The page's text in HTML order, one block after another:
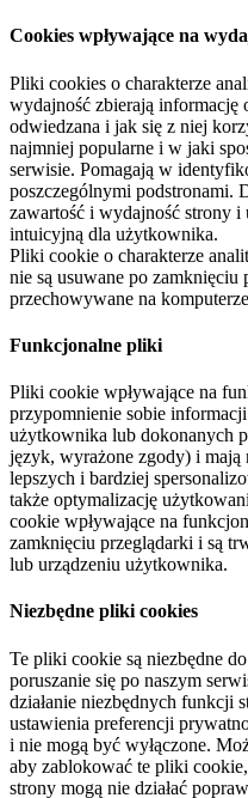
Cookies wpływające na
Pliki cookies o charakterze
wydajność zbierają informację
odwiedzana i jak się z niej
najmniej popularne i w jaki
serwisie. Pomagają w
poszczególnymi podstronami.
zawartość i wydajność strony
intuicyjną dla użytkownika.
Pliki cookie o charakterze
nie są usuwane po zamknięciu
przechowywane na
Funkcjonalne pliki
Pliki cookie wpływające na
przypomnienie sobie
użytkownika lub dokonanych
język, wyrażone zgody) i
lepszych i bardziej
także optymalizację
cookie wpływające na
zamknięciu przeglądarki i są
lub urządzeniu użytkownika.
Niezbędne pliki cookies
Te pliki cookie są niezbędne
poruszanie się po naszym
działanie niezbędnych funkcji
ustawienia preferencji
i nie mogą być wyłączone.
aby zablokować te pliki
strony mogą nie działać